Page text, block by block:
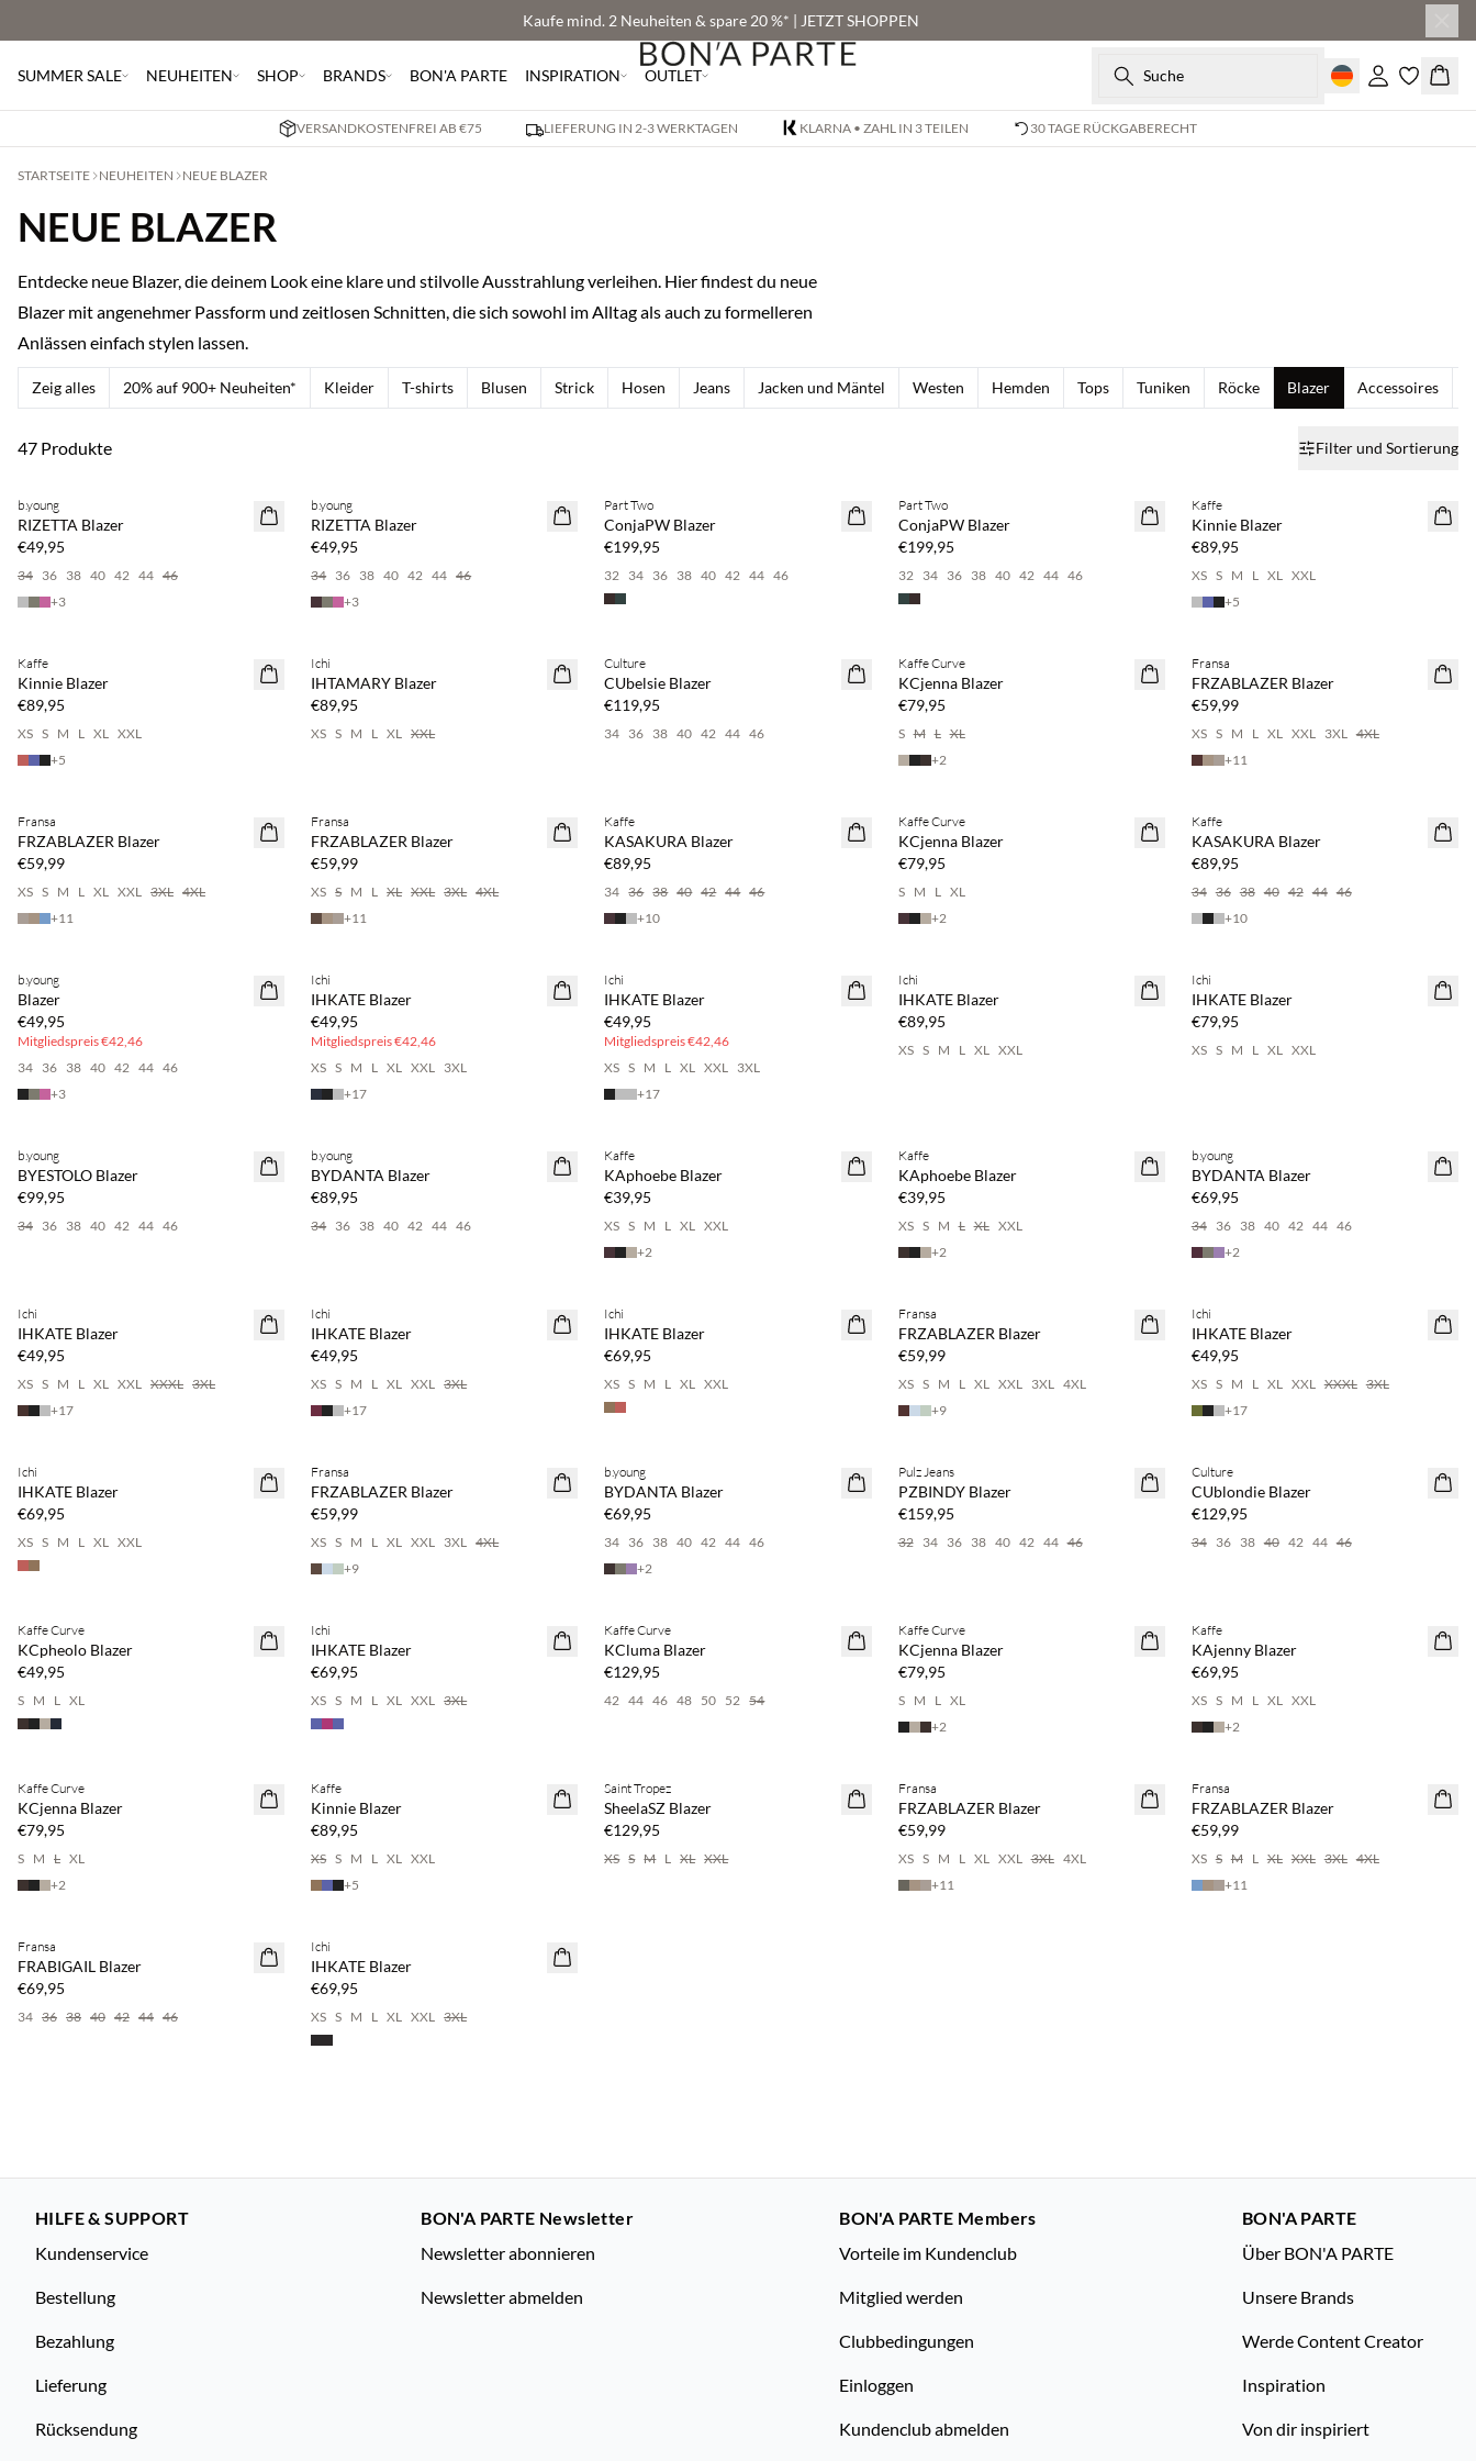
Kaufe mind. 2 Neuheiten & spare 20 %* | JETZT SHOPPEN
SUMMER SALE NEUHEITEN SHOP BRANDS BON'A PARTE INSPIRATION OUTLET Suche Einloggen
VERSANDKOSTENFREI AB €75 LIEFERUNG IN 2-3 WERKTAGEN KLARNA • ZAHL IN 3 TEILEN 30 TAGE RÜCKGABERECHT
STARTSEITE NEUHEITEN NEUE BLAZER
NEUE BLAZER
Entdecke neue Blazer, die deinem Look eine klare und stilvolle Ausstrahlung verleihen. Hier findest du neue
Blazer mit angenehmer Passform und zeitlosen Schnitten, die sich sowohl im Alltag als auch zu formelleren
Anlässen einfach stylen lassen.
Zeig alles 20% auf 900+ Neuheiten* Kleider T-shirts Blusen Strick Hosen Jeans Jacken und Mäntel Westen Hemden Tops Tuniken Röcke Blazer Accessoires
47 Produkte Filter und Sortierung
NEUHEITEN
b.young
RIZETTA Blazer
€49,95
34 36 38 40 42 44 46
+3
NEUHEITEN
b.young
RIZETTA Blazer
€49,95
34 36 38 40 42 44 46
+3
NEUHEITEN
Part Two
ConjaPW Blazer
€199,95
32 34 36 38 40 42 44 46
NEUHEITEN
Part Two
ConjaPW Blazer
€199,95
32 34 36 38 40 42 44 46
NEUHEITEN
Kaffe
Kinnie Blazer
€89,95
XS S M L XL XXL
+5
NEUHEITEN
Kaffe
Kinnie Blazer
€89,95
XS S M L XL XXL
+5
NEUHEITEN
Ichi
IHTAMARY Blazer
€89,95
XS S M L XL XXL
NEUHEITEN
Culture
CUbelsie Blazer
€119,95
34 36 38 40 42 44 46
NEUHEITEN
Kaffe Curve
KCjenna Blazer
€79,95
S M L XL
+2
NEUHEITEN
Fransa
FRZABLAZER Blazer
€59,99
XS S M L XL XXL 3XL 4XL
+11
NEUHEITEN
Fransa
FRZABLAZER Blazer
€59,99
XS S M L XL XXL 3XL 4XL
+11
NEUHEITEN
Fransa
FRZABLAZER Blazer
€59,99
XS S M L XL XXL 3XL 4XL
+11
NEUHEITEN
Kaffe
KASAKURA Blazer
€89,95
34 36 38 40 42 44 46
+10
NEUHEITEN
Kaffe Curve
KCjenna Blazer
€79,95
S M L XL
+2
NEUHEITEN
Kaffe
KASAKURA Blazer
€89,95
34 36 38 40 42 44 46
+10
NEUHEITEN
b.young
Blazer
€49,95
Mitgliedspreis€42,46
34 36 38 40 42 44 46
+3
NEUHEITEN
Ichi
IHKATE Blazer
€49,95
Mitgliedspreis€42,46
XS S M L XL XXL 3XL
+17
NEUHEITEN
Ichi
IHKATE Blazer
€49,95
Mitgliedspreis€42,46
XS S M L XL XXL 3XL
+17
NEUHEITEN
Ichi
IHKATE Blazer
€89,95
XS S M L XL XXL
NEUHEITEN
Ichi
IHKATE Blazer
€79,95
XS S M L XL XXL
NEUHEITEN
b.young
BYESTOLO Blazer
€99,95
34 36 38 40 42 44 46
NEUHEITEN
b.young
BYDANTA Blazer
€89,95
34 36 38 40 42 44 46
NEUHEITEN
Kaffe
KAphoebe Blazer
€39,95
XS S M L XL XXL
+2
NEUHEITEN
Kaffe
KAphoebe Blazer
€39,95
XS S M L XL XXL
+2
NEUHEITEN
b.young
BYDANTA Blazer
€69,95
34 36 38 40 42 44 46
+2
NEUHEITEN
Ichi
IHKATE Blazer
€49,95
XS S M L XL XXL XXXL 3XL
+17
NEUHEITEN
Ichi
IHKATE Blazer
€49,95
XS S M L XL XXL 3XL
+17
NEUHEITEN
Ichi
IHKATE Blazer
€69,95
XS S M L XL XXL
NEUHEITEN
Fransa
FRZABLAZER Blazer
€59,99
XS S M L XL XXL 3XL 4XL
+9
NEUHEITEN
Ichi
IHKATE Blazer
€49,95
XS S M L XL XXL XXXL 3XL
+17
NEUHEITEN
Ichi
IHKATE Blazer
€69,95
XS S M L XL XXL
NEUHEITEN
Fransa
FRZABLAZER Blazer
€59,99
XS S M L XL XXL 3XL 4XL
+9
NEUHEITEN
b.young
BYDANTA Blazer
€69,95
34 36 38 40 42 44 46
+2
NEUHEITEN
Pulz Jeans
PZBINDY Blazer
€159,95
32 34 36 38 40 42 44 46
NEUHEITEN
Culture
CUblondie Blazer
€129,95
34 36 38 40 42 44 46
NEUHEITEN
Kaffe Curve
KCpheolo Blazer
€49,95
S M L XL
NEUHEITEN
Ichi
IHKATE Blazer
€69,95
XS S M L XL XXL 3XL
NEUHEITEN
Kaffe Curve
KCluma Blazer
€129,95
42 44 46 48 50 52 54
NEUHEITEN
Kaffe Curve
KCjenna Blazer
€79,95
S M L XL
+2
NEUHEITEN
Kaffe
KAjenny Blazer
€69,95
XS S M L XL XXL
+2
NEUHEITEN
Kaffe Curve
KCjenna Blazer
€79,95
S M L XL
+2
NEUHEITEN
Kaffe
Kinnie Blazer
€89,95
XS S M L XL XXL
+5
NEUHEITEN
Saint Tropez
SheelaSZ Blazer
€129,95
XS S M L XL XXL
NEUHEITEN
Fransa
FRZABLAZER Blazer
€59,99
XS S M L XL XXL 3XL 4XL
+11
NEUHEITEN
Fransa
FRZABLAZER Blazer
€59,99
XS S M L XL XXL 3XL 4XL
+11
NEUHEITEN
Fransa
FRABIGAIL Blazer
€69,95
34 36 38 40 42 44 46
NEUHEITEN
Ichi
IHKATE Blazer
€69,95
XS S M L XL XXL 3XL
HILFE & SUPPORT
Kundenservice
Bestellung
Bezahlung
Lieferung
Rücksendung
BON'A PARTE Newsletter
Newsletter abonnieren
Newsletter abmelden
BON'A PARTE Members
Vorteile im Kundenclub
Mitglied werden
Clubbedingungen
Einloggen
Kundenclub abmelden
BON'A PARTE
Über BON'A PARTE
Unsere Brands
Werde Content Creator
Inspiration
Von dir inspiriert